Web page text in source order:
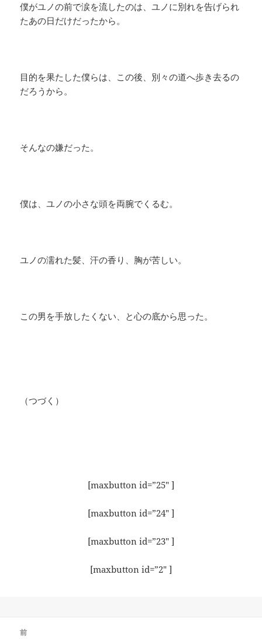
僕がユノの前で涙を流したのは、ユノに別れを告げられ
たあの日だけだったから。
目的を果たした僕らは、この後、別々の道へ歩き去るの
だろうから。
そんなの嫌だった。
僕は、ユノの小さな頭を両腕でくるむ。
ユノの濡れた髪、汗の香り、胸が苦しい。
この男を手放したくない、と心の底から思った。
（つづく）
[maxbutton id=”25″ ]
[maxbutton id=”24″ ]
[maxbutton id=”23″ ]
[maxbutton id=”2″ ]
前